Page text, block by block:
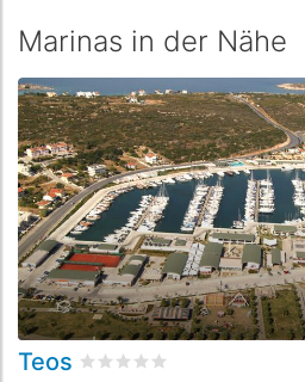
Marinas in der Nähe
Teos bewertet0